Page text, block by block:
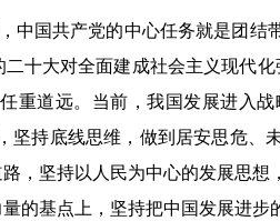
国共产党的中心任务就是团结
十大对全面建成社会主义现代
重道远。当前，我国发展进入
坚持底线思维，做到居安思危
，坚持以人民为中心的发展思
的基点上，坚持把中国发展进